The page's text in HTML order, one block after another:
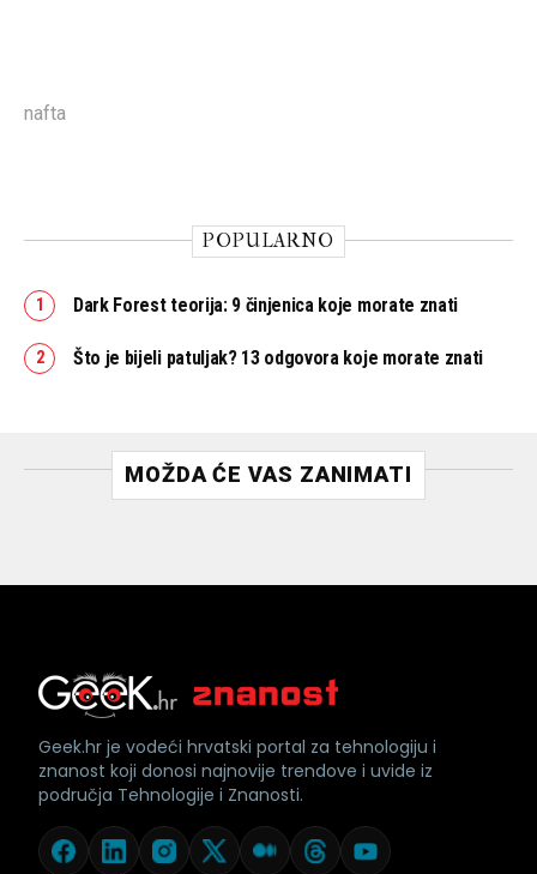
nafta
POPULARNO
Dark Forest teorija: 9 činjenica koje morate znati
Što je bijeli patuljak? 13 odgovora koje morate znati
MOŽDA ĆE VAS ZANIMATI
Geek.hr je vodeći hrvatski portal za tehnologiju i
znanost koji donosi najnovije trendove i uvide iz
područja Tehnologije i Znanosti.